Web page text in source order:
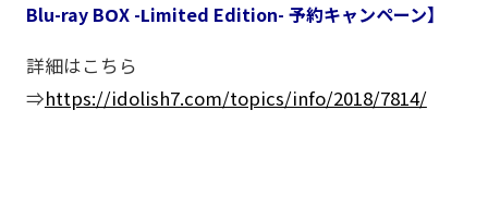
Blu-ray BOX -Limited Edition- 予約キャンペーン】
詳細はこちら
⇒https://idolish7.com/topics/info/2018/7814/